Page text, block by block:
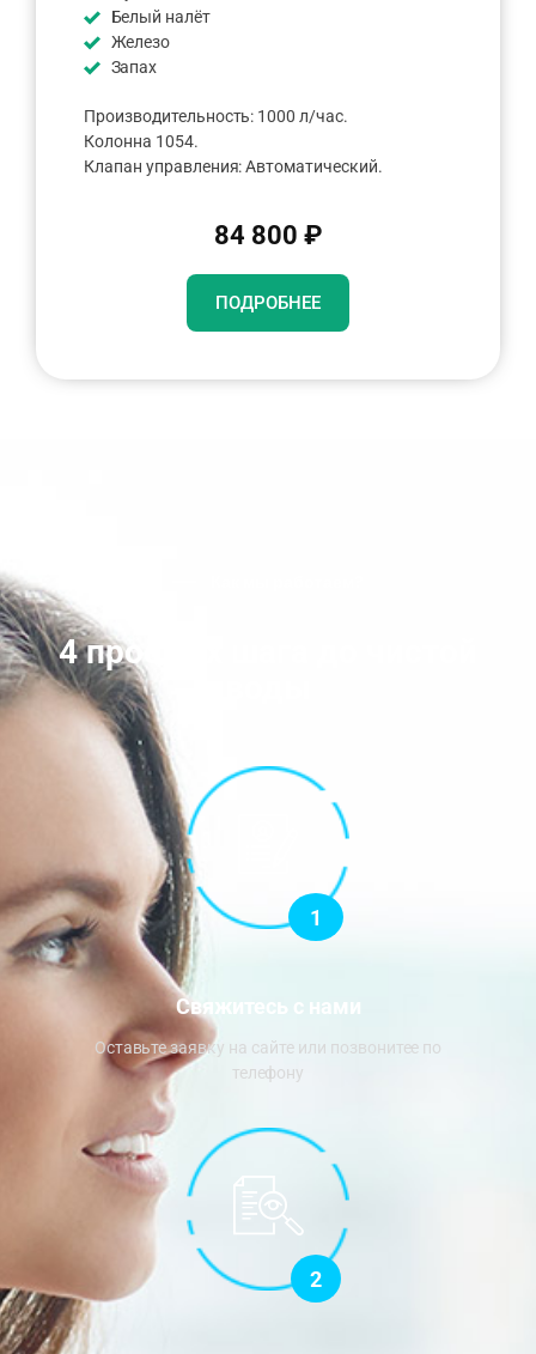
Белый налёт
Железо
Запах
Производительность: 1000 л/час.
Колонна 1054.
Клапан управления: Автоматический.
84 800 ₽
ПОДРОБНЕЕ
4 простых шага до чистой
1
Свяжитесь с нами
Оставьте заявку на сайте или позвонитее по
телефону
2